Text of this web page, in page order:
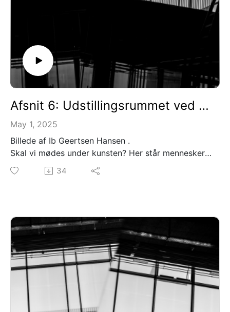
Afsnit 6: Udstillingsrummet ved Didakteket
May 1, 2025
Billede af Ib Geertsen Hansen .
Skal vi mødes under kunsten? Her står mennesker
og venter på dem, de skal mødes med, forbindelser
opstår og genbesøges lige her. Vi møder en ung
Mellemrum Mellem Rum er skabt af: David Pepe
Birch og Kim G Hansen
Medvirkende: Signe Egholm Olsen
Tak til Ny Carlsbergfondet for støtte
34